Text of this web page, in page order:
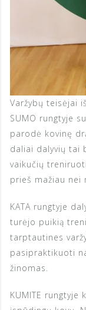
Varžybų teisėjai
SUMO rungtyje
parodė kovinę
daliai dalyvių tai
vaikučių
prieš mažiau nei
KATA rungtyje
turėjo puikią
tarptautines
pasipraktikuoti
žinomas.
KUMITE